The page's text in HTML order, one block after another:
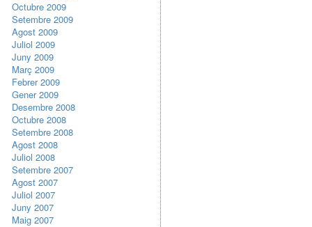
Octubre 2009
Setembre 2009
Agost 2009
Juliol 2009
Juny 2009
Març 2009
Febrer 2009
Gener 2009
Desembre 2008
Octubre 2008
Setembre 2008
Agost 2008
Juliol 2008
Setembre 2007
Agost 2007
Juliol 2007
Juny 2007
Maig 2007